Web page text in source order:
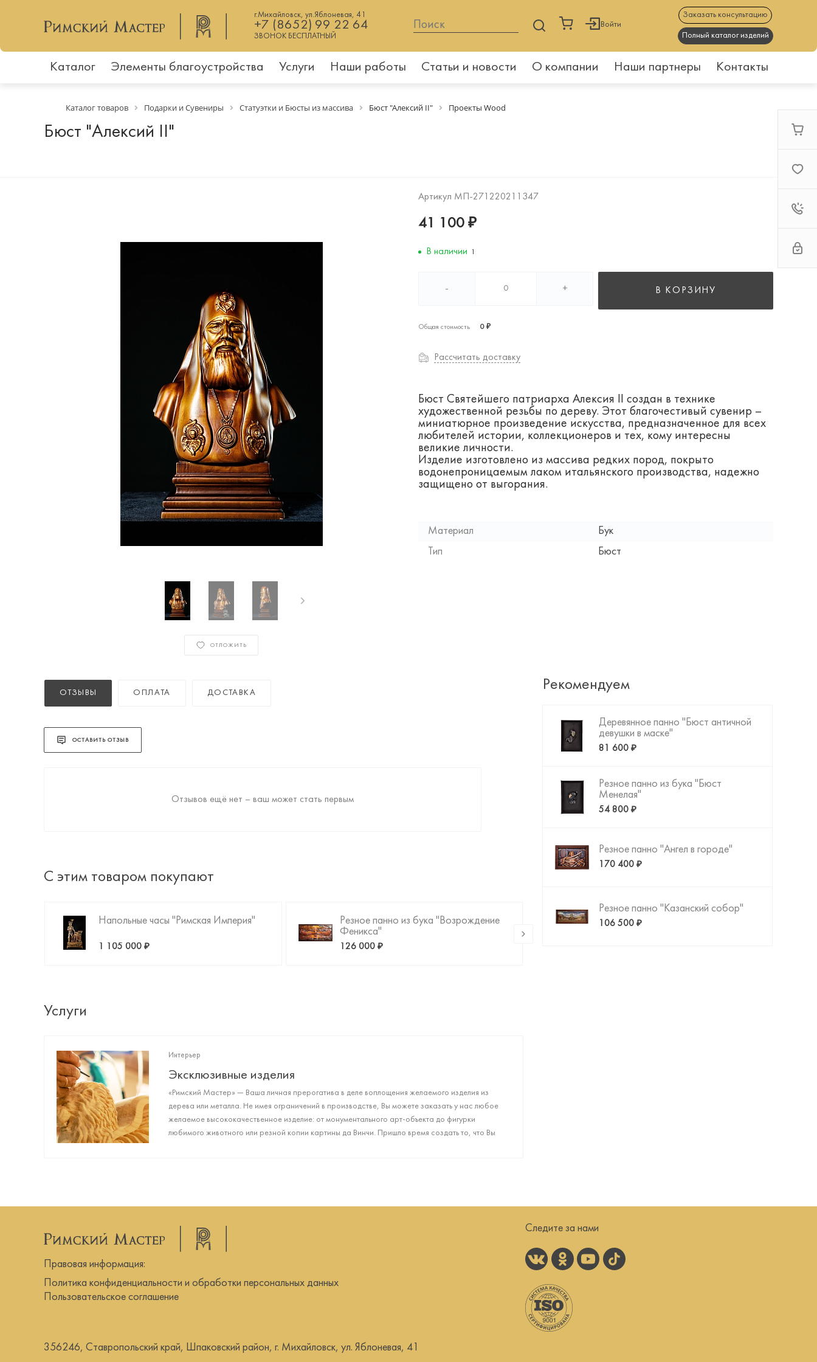
г.Михайловск, ул.Яблоневая, 41
+7 (8652) 99 22 64
ЗВОНОК БЕСПЛАТНЫЙ
Войти
Заказать консультацию
Полный каталог изделий
Каталог Элементы благоустройства Услуги Наши работы Статьи и новости О компании Наши партнеры Контакты
Каталог товаров Подарки и Сувениры Статуэтки и Бюсты из массива Бюст "Алексий II" Проекты Wood
Бюст "Алексий II"
Артикул МП-271220211347
ОТЛОЖИТЬ
41 100 ₽
В наличии 1
- + В КОРЗИНУ
Общая стоимость 0 ₽
Рассчитать доставку
Бюст Святейшего патриарха Алексия II создан в технике
художественной резьбы по дереву. Этот благочестивый сувенир –
миниатюрное произведение искусства, предназначенное для всех
любителей истории, коллекционеров и тех, кому интересны
великие личности.
Изделие изготовлено из массива редких пород, покрыто
водонепроницаемым лаком итальянского производства, надежно
защищено от выгорания.
Материал
Бук
Тип
Бюст
ОТЗЫВЫ ОПЛАТА ДОСТАВКА
ОСТАВИТЬ ОТЗЫВ
Отзывов ещё нет – ваш может стать первым
С этим товаром покупают
Напольные часы "Римская Империя"
1 105 000 ₽
Резное панно из бука "Возрождение
Феникса"
126 000 ₽
Напольные часы "Тайная вечеря"
Услуги
Интерьер
Эксклюзивные изделия
«Римский Мастер» — Ваша личная прерогатива в деле воплощения желаемого изделия из
дерева или металла. Не имея ограничений в производстве, Вы можете заказать у нас любое
желаемое высококачественное изделие: от монументального арт-объекта до фигурки
любимого животного или резной копии картины да Винчи. Пришло время создать то, что Вы
Рекомендуем
Деревянное панно "Бюст античной
девушки в маске"
81 600 ₽
Резное панно из бука "Бюст
Менелая"
54 800 ₽
Резное панно "Ангел в городе"
170 400 ₽
Резное панно "Казанский собор"
106 500 ₽
Правовая информация:
Политика конфиденциальности и обработки персональных данных
Пользовательское соглашение
356246, Ставропольский край, Шпаковский район, г. Михайловск, ул. Яблоневая, 41
Следите за нами